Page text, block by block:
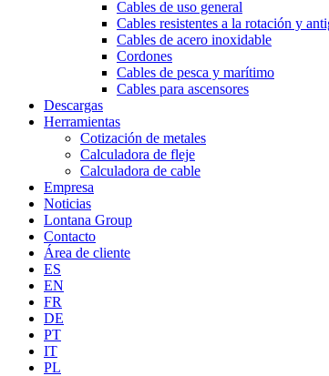
Cables de uso general
Cables resistentes a la rotación y
Cables de acero inoxidable
Cordones
Cables de pesca y marítimo
Cables para ascensores
Descargas
Herramientas
Cotización de metales
Calculadora de fleje
Calculadora de cable
Empresa
Noticias
Lontana Group
Contacto
Área de cliente
ES
EN
FR
DE
PT
IT
PL